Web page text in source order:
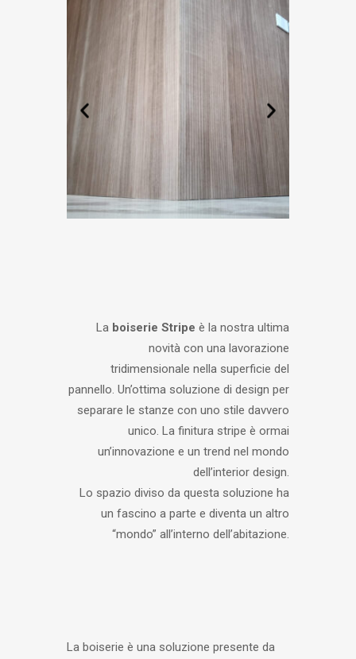
La boiserie Stripe è la nostra ultima
novità con una lavorazione
tridimensionale nella superficie del
pannello. Un’ottima soluzione di design per
separare le stanze con uno stile davvero
unico. La finitura stripe è ormai
un’innovazione e un trend nel mondo
dell’interior design.
Lo spazio diviso da questa soluzione ha
un fascino a parte e diventa un altro
“mondo” all’interno dell’abitazione.
La boiserie è una soluzione presente da